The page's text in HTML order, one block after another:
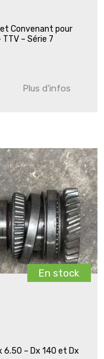
Convenant pour
TTV – Série 7
Plus d'infos
En stock
– Dx 140 et Dx